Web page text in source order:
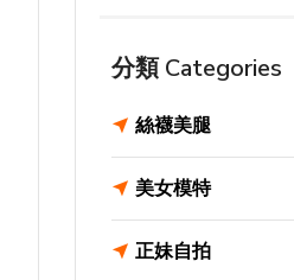
分類 Categories
絲襪美腿
美女模特
正妹自拍